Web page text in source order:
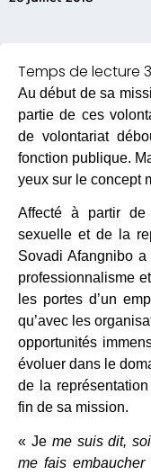
Au début de sa
partie de ces
de volontariat
fonction publique.
yeux sur le concept
Affecté à partir
sexuelle et de la
Sovadi Afangnibo
professionnalisme
les portes d’un
qu’avec les
opportunités
évoluer dans le
de la
fin de sa mission.
« Jeme suis dit,
me fais embaucher